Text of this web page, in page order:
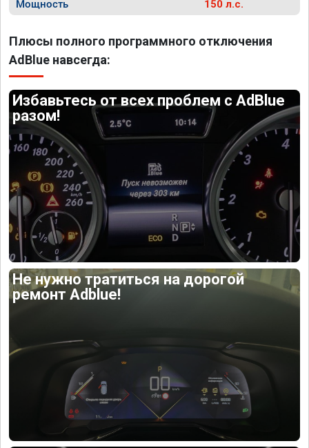
Мощность 150 л.с.
Плюсы полного программного отключения
AdBlue навсегда:
Избавьтесь от всех проблем с AdBlue
разом!
Не нужно тратиться на дорогой
ремонт Adblue!